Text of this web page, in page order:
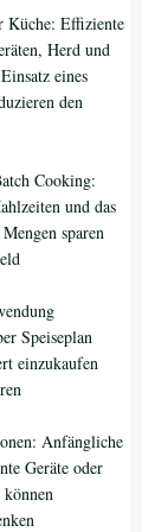
Küche: Effiziente
Herd und
eines
den
Cooking:
und das
sparen
Speiseplan
einzukaufen
Anfängliche
Geräte oder
können